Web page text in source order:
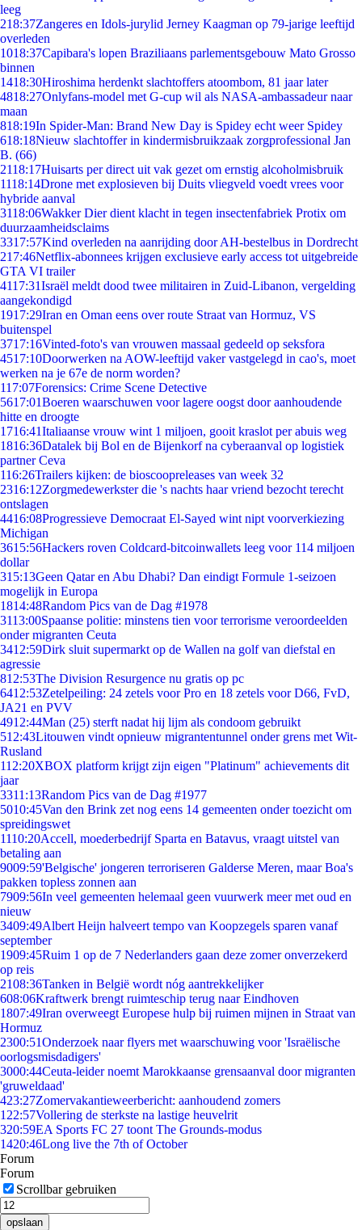
leeg
218:37Zangeres en Idols-jurylid Jerney Kaagman op 79-jarige leeftijd
overleden
1018:37Capibara's lopen Braziliaans parlementsgebouw Mato Grosso
binnen
1418:30Hiroshima herdenkt slachtoffers atoombom, 81 jaar later
4818:27Onlyfans-model met G-cup wil als NASA-ambassadeur naar
maan
818:19In Spider-Man: Brand New Day is Spidey echt weer Spidey
618:18Nieuw slachtoffer in kindermisbruikzaak zorgprofessional Jan
B. (66)
2118:17Huisarts per direct uit vak gezet om ernstig alcoholmisbruik
1118:14Drone met explosieven bij Duits vliegveld voedt vrees voor
hybride aanval
3118:06Wakker Dier dient klacht in tegen insectenfabriek Protix om
duurzaamheidsclaims
3317:57Kind overleden na aanrijding door AH-bestelbus in Dordrecht
217:46Netflix-abonnees krijgen exclusieve early access tot uitgebreide
GTA VI trailer
4117:31Israël meldt dood twee militairen in Zuid-Libanon, vergelding
aangekondigd
1917:29Iran en Oman eens over route Straat van Hormuz, VS
buitenspel
3717:16Vinted-foto's van vrouwen massaal gedeeld op seksfora
4517:10Doorwerken na AOW-leeftijd vaker vastgelegd in cao's, moet
werken na je 67e de norm worden?
117:07Forensics: Crime Scene Detective
5617:01Boeren waarschuwen voor lagere oogst door aanhoudende
hitte en droogte
1716:41Italiaanse vrouw wint 1 miljoen, gooit kraslot per abuis weg
1816:36Datalek bij Bol en de Bijenkorf na cyberaanval op logistiek
partner Ceva
116:26Trailers kijken: de bioscoopreleases van week 32
2316:12Zorgmedewerkster die 's nachts haar vriend bezocht terecht
ontslagen
4416:08Progressieve Democraat El-Sayed wint nipt voorverkiezing
Michigan
3615:56Hackers roven Coldcard-bitcoinwallets leeg voor 114 miljoen
dollar
315:13Geen Qatar en Abu Dhabi? Dan eindigt Formule 1-seizoen
mogelijk in Europa
1814:48Random Pics van de Dag #1978
3113:00Spaanse politie: minstens tien voor terrorisme veroordeelden
onder migranten Ceuta
3412:59Dirk sluit supermarkt op de Wallen na golf van diefstal en
agressie
812:53The Division Resurgence nu gratis op pc
6412:53Zetelpeiling: 24 zetels voor Pro en 18 zetels voor D66, FvD,
JA21 en PVV
4912:44Man (25) sterft nadat hij lijm als condoom gebruikt
512:43Litouwen vindt opnieuw migrantentunnel onder grens met Wit-
Rusland
112:20XBOX platform krijgt zijn eigen "Platinum" achievements dit
jaar
3311:13Random Pics van de Dag #1977
5010:45Van den Brink zet nog eens 14 gemeenten onder toezicht om
spreidingswet
1110:20Accell, moederbedrijf Sparta en Batavus, vraagt uitstel van
betaling aan
9009:59'Belgische' jongeren terroriseren Galderse Meren, maar Boa's
pakken topless zonnen aan
7909:56In veel gemeenten helemaal geen vuurwerk meer met oud en
nieuw
3409:49Albert Heijn halveert tempo van Koopzegels sparen vanaf
september
1909:45Ruim 1 op de 7 Nederlanders gaan deze zomer onverzekerd
op reis
2108:36Tanken in België wordt nóg aantrekkelijker
608:06Kraftwerk brengt ruimteschip terug naar Eindhoven
1807:49Iran overweegt Europese hulp bij ruimen mijnen in Straat van
Hormuz
2300:51Onderzoek naar flyers met waarschuwing voor 'Israëlische
oorlogsmisdadigers'
3000:44Ceuta-leider noemt Marokkaanse grensaanval door migranten
'gruweldaad'
423:27Zomervakantieweerbericht: aanhoudend zomers
1 22:57Vollering de sterkste na lastige heuvelrit
320:59EA Sports FC 27 toont The Grounds-modus
1420:46Long live the 7th of October
Forum
Forum
Scrollbar gebruiken
opslaan